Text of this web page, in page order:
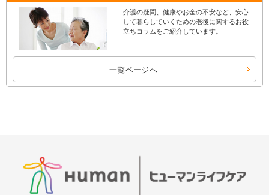
介護の疑問、健康やお金の不安など、安心
して暮らしていくための老後に関するお役
立ちコラムをご紹介しています。
一覧ページへ